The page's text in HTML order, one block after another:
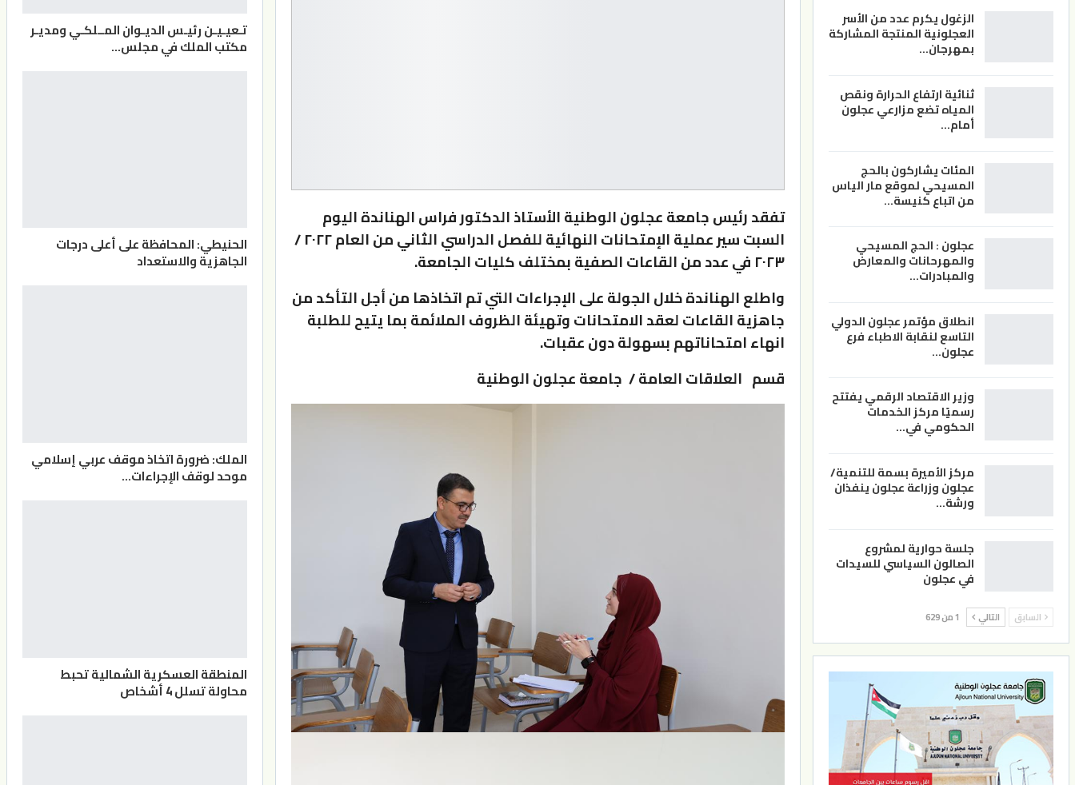
تفقد رئيس جامعة عجلون الوطنية الأستاذ الدكتور فراس الهناندة اليوم
السبت سير عملية الإمتحانات النهائية للفصل الدراسي الثاني من العام ٢٠٢٢ /
٢٠٢٣ في عدد من القاعات الصفية بمختلف كليات الجامعة.
واطلع الهناندة خلال الجولة على الإجراءات التي تم اتخاذها من أجل التأكد من
جاهزية القاعات لعقد الامتحانات وتهيئة الظروف الملائمة بما يتيح للطلبة
انهاء امتحاناتهم بسهولة دون عقبات.
قسم العلاقات العامة / جامعة عجلون الوطنية
الزغول يكرم عدد من الأسر
العجلونية المنتجة المشاركة
بمهرجان…
ثنائية ارتفاع الحرارة ونقص
المياه تضع مزارعي عجلون
أمام…
المئات يشاركون بالحج
المسيحي لموقع مار الياس
من اتباع كنيسة…
عجلون : الحج المسيحي
والمهرحانات والمعارض
والمبادرات…
انطلاق مؤتمر عجلون الدولي
التاسع لنقابة الاطباء فرع
عجلون…
وزير الاقتصاد الرقمي يفتتح
رسميًا مركز الخدمات
الحكومي في…
مركز الأميرة بسمة للتنمية/
عجلون وزراعة عجلون ينفذان
ورشة…
جلسة حوارية لمشروع
الصالون السياسي للسيدات
في عجلون
السابق التالي 1 من 629
تـعيـيـن رئيـس الديـوان المــلكـي ومديـر
مكتب الملك في مجلس…
الحنيطي: المحافظة على أعلى درجات
الجاهزية والاستعداد
الملك: ضرورة اتخاذ موقف عربي إسلامي
موحد لوقف الإجراءات…
المنطقة العسكرية الشمالية تحبط
محاولة تسلل 4 أشخاص